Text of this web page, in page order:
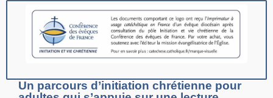
Un parcours d’initiation chrétienne pour